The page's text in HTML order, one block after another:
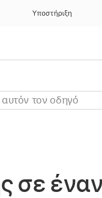
Υποστήριξη
σε έναν